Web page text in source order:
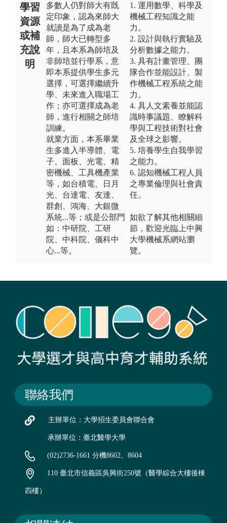
學習
資源
或補
充說
明
多數人仍對師大有既
定印象，認為來師大
就讀是為了成為老
師，師大已轉型多
年，且本系為師培及
非師培並行學系，意
即本系提供學生多元
選擇，可選擇繼續升
學、未來進入職場工
作；亦可選擇成為老
師，進行相關之師培
訓練。
就業方面，本系畢業
生多進入半導體、電
子、面板、光電、精
密機械、工具機產業
等，如台積電、日月
光、台達電、友達、
群創、鴻海、大銀微
系統...等；或是公部門
如：中研院、工研
院、中科院、儀科中
心...等。
1. 運用數學、科學及
機械工程知識之能
力。
2. 設計與執行實驗及
分析數據之能力。
3. 具有計畫管理、團
隊合作並能設計、製
作機械工程系統之能
力。
4. 具人文素養並能認
識時事議題、瞭解科
學與工程技術對社會
及全球之影響。
5. 培養學生自我學習
之能力。
6. 認知機械工程人員
之專業倫理與社會責
任。
如欲了解其他相關細
節，歡迎光臨上中興
大學機械系網站瀏
覽。
聯絡我們
主辦單位：大學招生委員會聯合會
承辦單位：臺北醫學大學
(02)2736-1661 分機8602、8604
110 臺北市信義區吳興街250號（醫學綜合大樓後棟
四樓）